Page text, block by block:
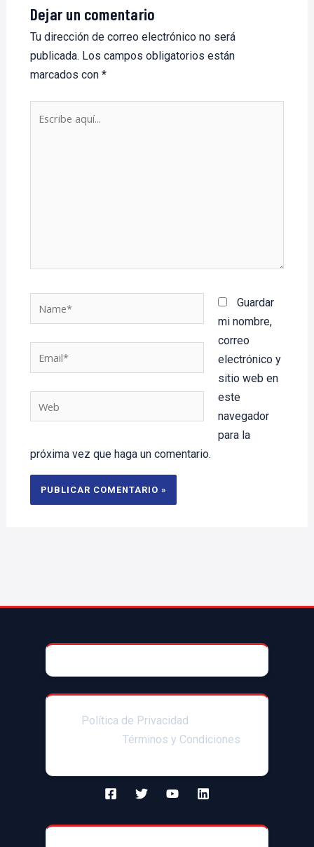
Dejar un comentario
Tu dirección de correo electrónico no será
publicada. Los campos obligatorios están
marcados con *
Guardar
mi nombre,
correo
electrónico y
sitio web en
este
navegador
para la
próxima vez que haga un comentario.
© 2025 AccesoriosParaAutoMX
Política de Privacidad
Términos y Condiciones